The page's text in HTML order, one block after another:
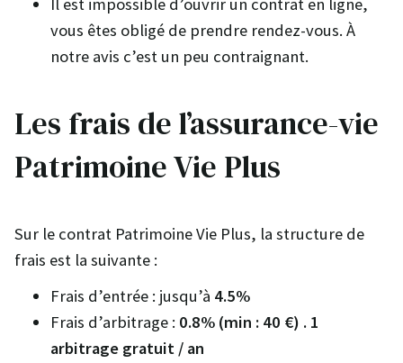
vous êtes obligé de prendre rendez-vous. À
notre avis c’est un peu contraignant.
Les frais de l’assurance-vie
Patrimoine Vie Plus
Sur le contrat Patrimoine Vie Plus, la structure de
frais est la suivante :
Frais d’entrée : jusqu’à 4.5%
Frais d’arbitrage : 0.8% (min : 40 €) . 1
arbitrage gratuit / an